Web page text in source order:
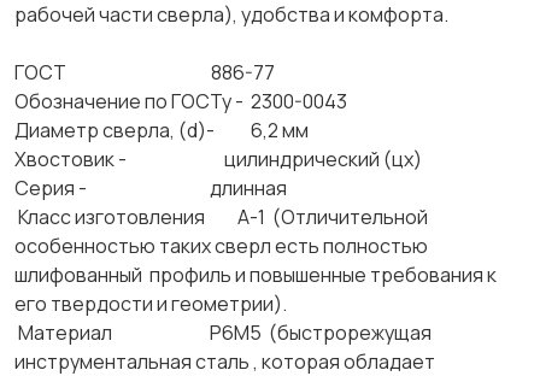
рабочей части сверла), удобства и комфорта.
ГОСТ 886-77
Обозначение по ГОСТу - 2300-0043
Диаметр сверла, (d)- 6,2 мм
Хвостовик - цилиндрический (цх)
Серия - длинная
Класс изготовления А-1 (Отличительной
особенностью таких сверл есть полностью
шлифованный профиль и повышенные требования к
его твердости и геометрии).
Материал Р6М5 (быстрорежущая
инструментальная сталь , которая обладает